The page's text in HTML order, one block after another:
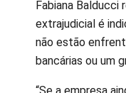
Fabiana Balducci
extrajudicial é
não estão
bancárias ou um